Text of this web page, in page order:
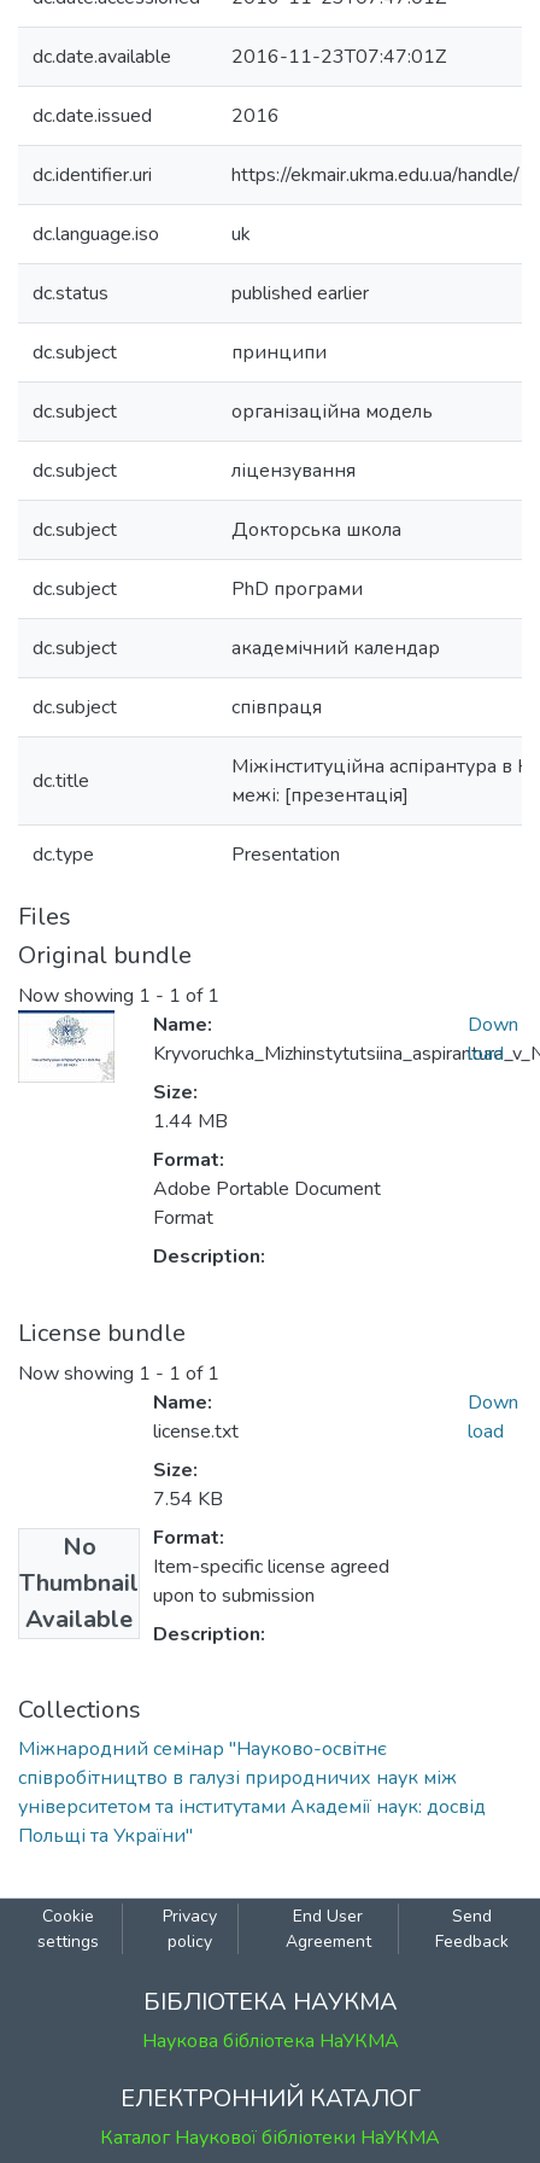
dc.date.available 2016-11-23T07:47:01Z
dc.date.issued 2016
dc.identifier.uri https://ekmair.ukma.edu.ua/
dc.language.iso uk
dc.status published earlier
dc.subject принципи
dc.subject організаційна модель
dc.subject ліцензування
dc.subject Докторська школа
dc.subject PhD програми
dc.subject академічний календар
dc.subject співпраця
dc.title
Міжінституційна аспірантура в
межі: [презентація]
dc.type Presentation
Files
Original bundle
Now showing 1 - 1 of 1
Name:
Size:
1.44 MB
Format:
Adobe Portable Document
Format
Description:
Down
load
License bundle
Now showing 1 - 1 of 1
No
Thumbnail
Available
Name:
license.txt
Size:
7.54 KB
Format:
Item-specific license agreed
upon to submission
Description:
Down
load
Collections
Міжнародний семінар "Науково-освітнє
співробітництво в галузі природничих наук між
університетом та інститутами Академії наук: досвід
Польщі та України"
Cookie
settings
Privacy
policy
End User
Agreement
Send
Feedback
БІБЛІОТЕКА НАУКМА
Наукова бібліотека НаУКМА
ЕЛЕКТРОННИЙ КАТАЛОГ
Каталог Наукової бібліотеки НаУКМА